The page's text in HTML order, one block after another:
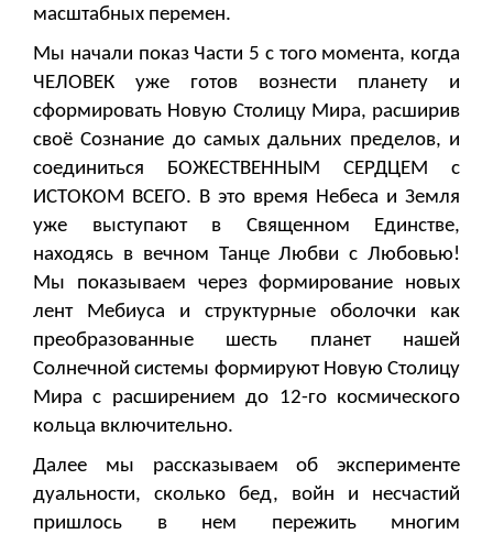
масштабных перемен.
Мы начали показ Части 5 с того момента, когда
ЧЕЛОВЕК уже готов вознести планету и
сформировать Новую Столицу Мира, расширив
своё Сознание до самых дальних пределов, и
соединиться БОЖЕСТВЕННЫМ СЕРДЦЕМ с
ИСТОКОМ ВСЕГО. В это время Небеса и Земля
уже выступают в Священном Единстве,
находясь в вечном Танце Любви с Любовью!
Мы показываем через формирование новых
лент Мебиуса и структурные оболочки как
преобразованные шесть планет нашей
Солнечной системы формируют Новую Столицу
Мира с расширением до 12-го космического
кольца включительно.
Далее мы рассказываем об эксперименте
дуальности, сколько бед, войн и несчастий
пришлось в нем пережить многим